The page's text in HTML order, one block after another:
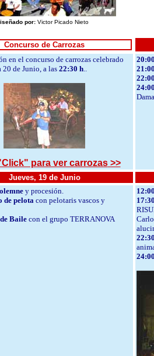
por: Victor Picado Nieto
Concurso de Carrozas
en el concurso de carrozas celebrado
de Junio, a las 22:30 h..
para ver carrozas>>
Jueves, 19 de Junio
y procesión.
de pelota con pelotaris vascos y
Baile con el grupo TERRANOVA